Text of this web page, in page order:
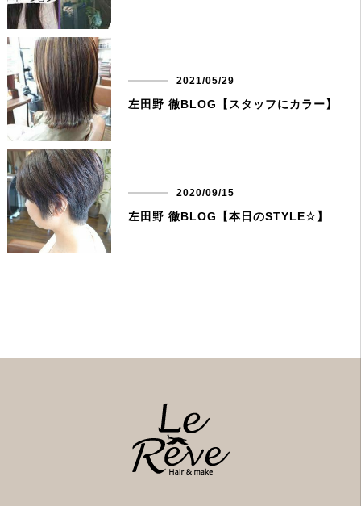
2021/05/29
左田野 徹BLOG【スタッフにカラー】
2020/09/15
左田野 徹BLOG【本日のSTYLE☆】